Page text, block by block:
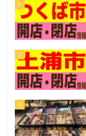
1
2
3